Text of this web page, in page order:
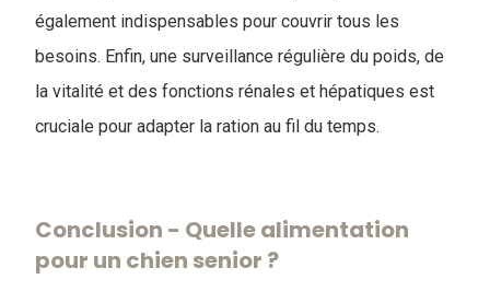
également indispensables pour couvrir tous les
besoins. Enfin, une surveillance régulière du poids, de
la vitalité et des fonctions rénales et hépatiques est
cruciale pour adapter la ration au fil du temps.
Conclusion - ​Quelle alimentation
pour un chien senior ?